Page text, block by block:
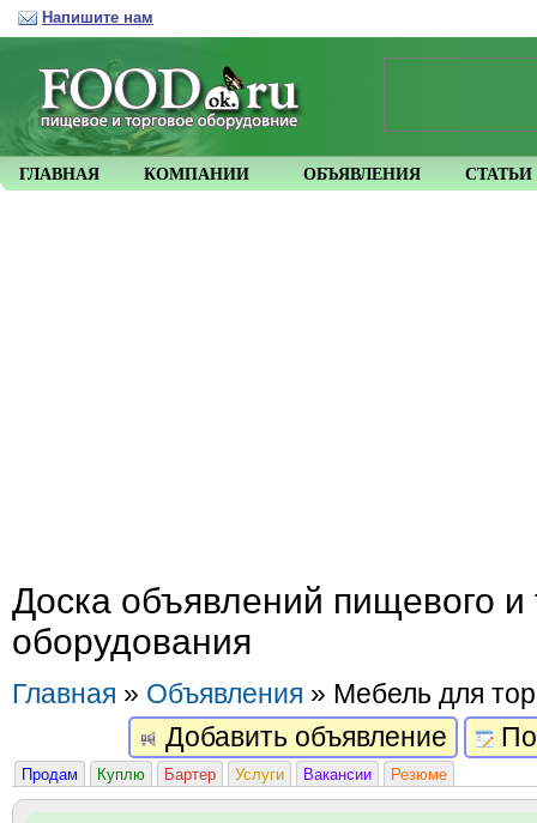
Доска объявлений пищевого и
оборудования
Главная » Объявления » Мебель для
Добавить объявление
Продам Куплю Бартер Услуги Вакансии Резюме
ГЛАВНАЯ КОМПАНИИ ОБЪЯВЛЕНИЯ СТАТЬИ
Напишите нам